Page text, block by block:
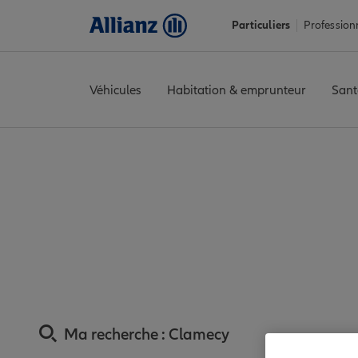
Particuliers
Véhicules Habitation & emprunteur
Ma recherche : Clamecy